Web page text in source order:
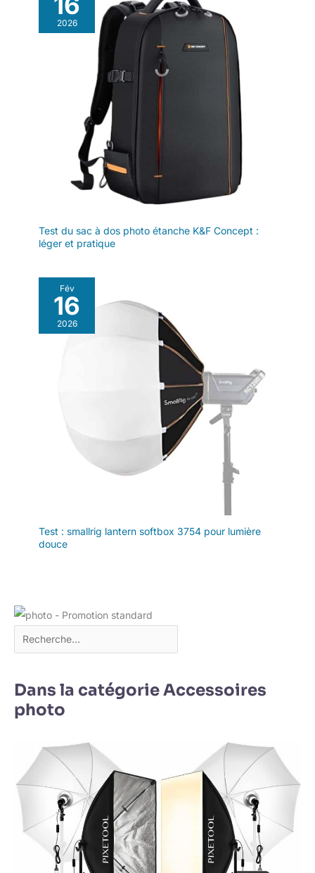
2026
Test du sac à dos photo étanche K&F Concept :
léger et pratique
Fév
16
2026
Test : smallrig lantern softbox 3754 pour lumière
douce
Dans la catégorie Accessoires
photo